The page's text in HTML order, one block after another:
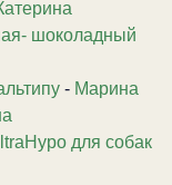
шоколадный
- Марина
для собак